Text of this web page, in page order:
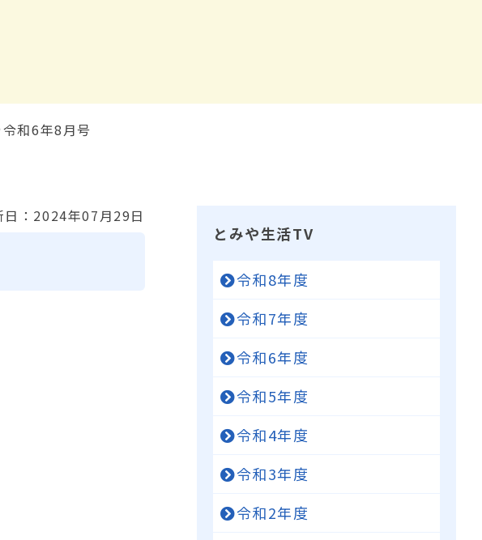
和6年8月号
日：2024年07月29日
とみや生活TV
令和8年度
令和7年度
令和6年度
令和5年度
令和4年度
令和3年度
令和2年度